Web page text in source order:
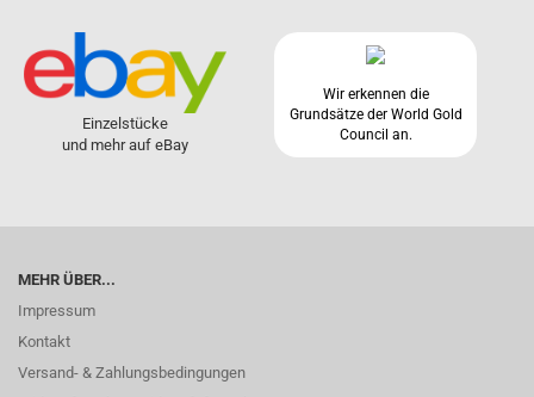
Einzelstücke
und mehr auf eBay
Wir erkennen die
Grundsätze der World Gold
Council an.
MEHR ÜBER...
Impressum
Kontakt
Versand- & Zahlungsbedingungen